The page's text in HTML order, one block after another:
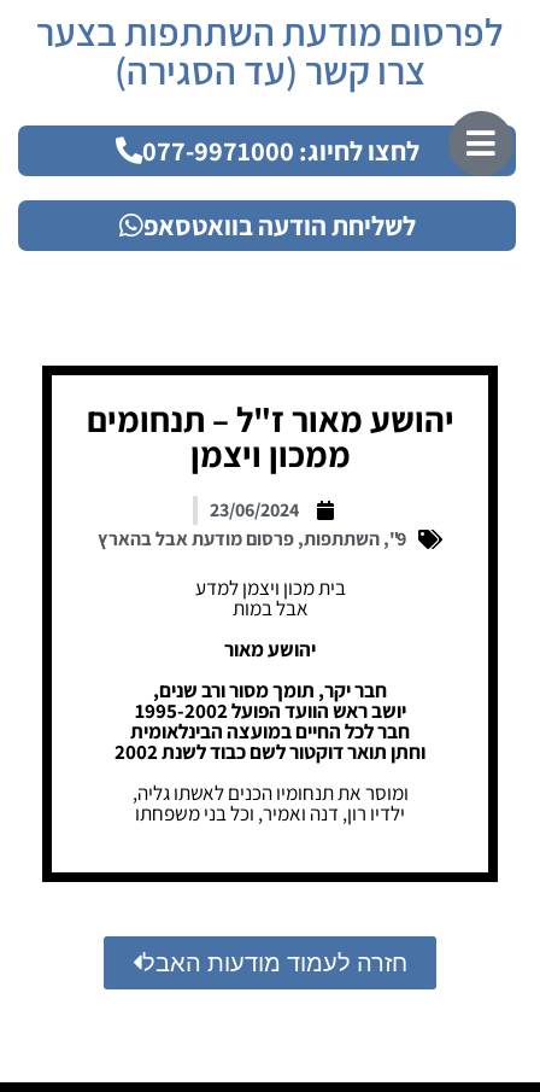
לפרסום מודעת השתתפות בצער
צרו קשר (עד הסגירה)
לחצו לחיוג: 077-9971000
לשליחת הודעה בוואטסאפ
יהושע מאור ז"ל – תנחומים
ממכון ויצמן
23/06/2024
9"
,השתתפות,פרסום מודעת אבל בהארץ
בית מכון ויצמן למדע
אבל במות
יהושע מאור
חבר יקר, תומך מסור ורב שנים,
יושב ראש הוועד הפועל 1995-2002
חבר לכל החיים במועצה הבינלאומית
וחתן תואר דוקטור לשם כבוד לשנת 2002
ומוסר את תנחומיו הכנים לאשתו גליה,
ילדיו רון, דנה ואמיר, וכל בני משפחתו
חזרה לעמוד מודעות האבל